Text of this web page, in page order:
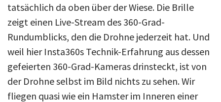
tatsächlich da oben über der Wiese. Die Brille
zeigt einen Live-Stream des 360-Grad-
Rundumblicks, den die Drohne jederzeit hat. Und
weil hier Insta360s Technik-Erfahrung aus dessen
gefeierten 360-Grad-Kameras drinsteckt, ist von
der Drohne selbst im Bild nichts zu sehen. Wir
fliegen quasi wie ein Hamster im Inneren einer